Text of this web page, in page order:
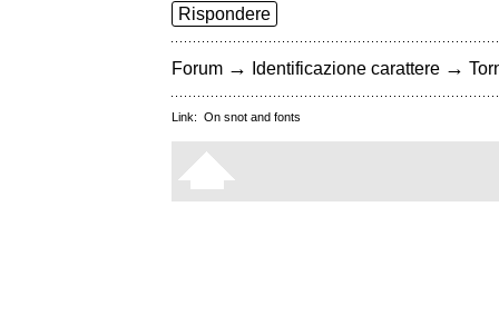
Rispondere
Forum → Identificazione carattere →
Link: On snot and fonts